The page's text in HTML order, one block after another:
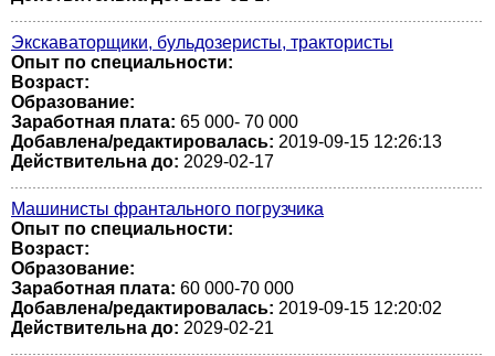
Экскаваторщики, бульдозеристы, трактористы
Опыт по специальности:
Возраст:
Образование:
Заработная плата: 65 000- 70 000
Добавлена/редактировалась: 2019-09-15 12:26:13
Действительна до: 2029-02-17
Машинисты франтального погрузчика
Опыт по специальности:
Возраст:
Образование:
Заработная плата: 60 000-70 000
Добавлена/редактировалась: 2019-09-15 12:20:02
Действительна до: 2029-02-21